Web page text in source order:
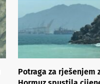
Potraga za rješenjem